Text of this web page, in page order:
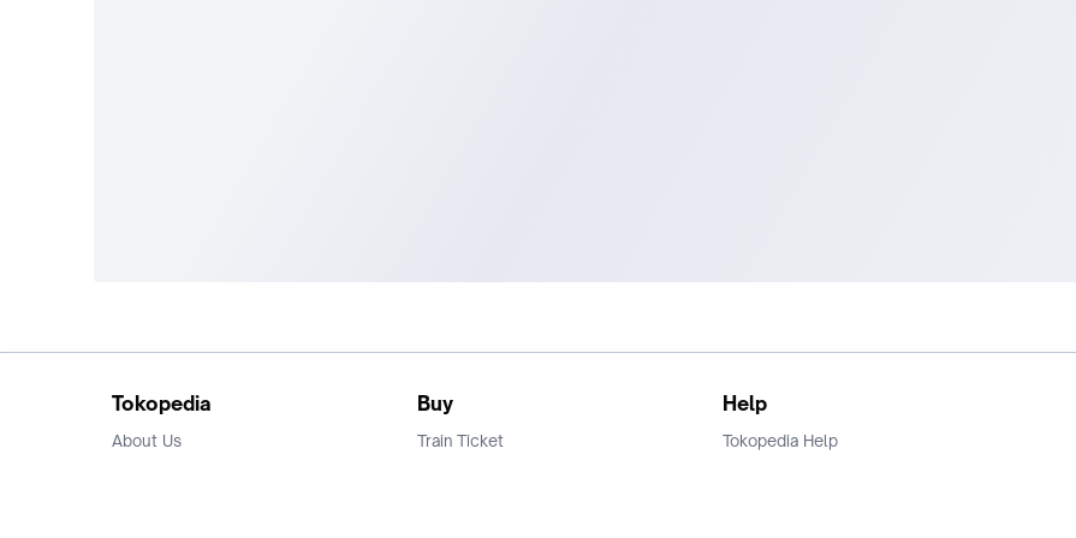
Tokopedia
About Us
Buy
Train Ticket
Help
Tokopedia Help